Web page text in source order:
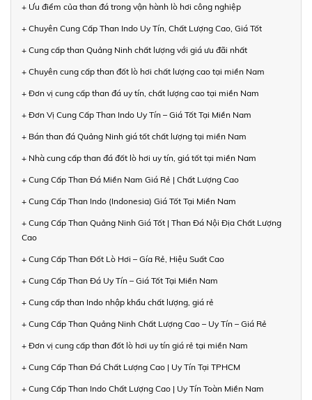
+ Ưu điểm của than đá trong vận hành lò hơi công nghiệp
+ Chuyên Cung Cấp Than Indo Uy Tín, Chất Lượng Cao, Giá Tốt
+ Cung cấp than Quảng Ninh chất lượng với giá ưu đãi nhất
+ Chuyên cung cấp than đốt lò hơi chất lượng cao tại miền Nam
+ Đơn vị cung cấp than đá uy tín, chất lượng cao tại miền Nam
+ Đơn Vị Cung Cấp Than Indo Uy Tín – Giá Tốt Tại Miền Nam
+ Bán than đá Quảng Ninh giá tốt chất lượng tại miền Nam
+ Nhà cung cấp than đá đốt lò hơi uy tín, giá tốt tại miền Nam
+ Cung Cấp Than Đá Miền Nam Giá Rẻ | Chất Lượng Cao
+ Cung Cấp Than Indo (Indonesia) Giá Tốt Tại Miền Nam
+ Cung Cấp Than Quảng Ninh Giá Tốt | Than Đá Nội Địa Chất Lượng
Cao
+ Cung Cấp Than Đốt Lò Hơi – Gía Rẻ, Hiệu Suất Cao
+ Cung Cấp Than Đá Uy Tín – Giá Tốt Tại Miền Nam
+ Cung cấp than Indo nhập khẩu chất lượng, giá rẻ
+ Cung Cấp Than Quảng Ninh Chất Lượng Cao – Uy Tín – Giá Rẻ
+ Đơn vị cung cấp than đốt lò hơi uy tín giá rẻ tại miền Nam
+ Cung Cấp Than Đá Chất Lượng Cao | Uy Tín Tại TPHCM
+ Cung Cấp Than Indo Chất Lượng Cao | Uy Tín Toàn Miền Nam